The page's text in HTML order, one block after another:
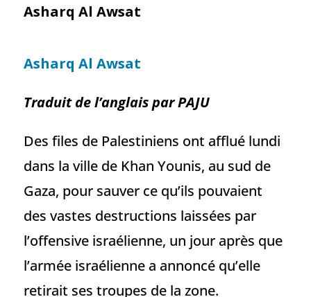
Asharq Al Awsat
Asharq Al Awsat
Traduit de l’anglais par PAJU
Des files de Palestiniens ont afflué lundi
dans la ville de Khan Younis, au sud de
Gaza, pour sauver ce qu’ils pouvaient
des vastes destructions laissées par
l’offensive israélienne, un jour après que
l’armée israélienne a annoncé qu’elle
retirait ses troupes de la zone.